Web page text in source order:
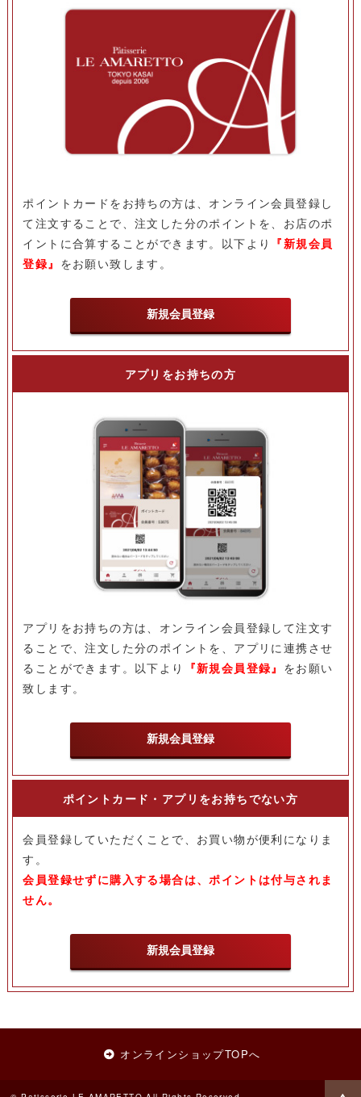
ポイントカードをお持ちの方は、オンライン会員登録し
て注文することで、注文した分のポイントを、お店のポ
イントに合算することができます。以下より 『新規会員
登録』 をお願い致します。
新規会員登録
アプリをお持ちの方
アプリをお持ちの方は、オンライン会員登録して注文す
ることで、注文した分のポイントを、アプリに連携させ
ることができます。以下より
『新規会員登録』 をお願い
致します。
新規会員登録
ポイントカード・アプリをお持ちでない方
会員登録していただくことで、お買い物が便利になりま
す。
会員登録せずに購入する場合は、ポイントは付与されま
せん。
新規会員登録
オンラインショップTOPへ